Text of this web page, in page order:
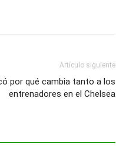
Artículo siguiente
por qué cambia tanto a los
entrenadores en el Chelsea